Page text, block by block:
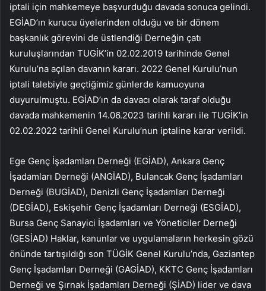
iptali için mahkemeye başvurduğu davada sonuca gelindi.
EGİAD’ın kurucu üyelerinden olduğu ve bir dönem
başkanlık görevini de üstlendiği Derneğin çatı
kuruluşlarından TUGİK’in 02.02.2019 tarihinde Genel
Kurulu’na açılan davanın kararı. 2022 Genel Kurulu’nun
iptali talebiyle geçtiğimiz günlerde kamuoyuna
duyurulmuştu. EGİAD’ın da davacı olarak taraf olduğu
davada mahkemenin 14.06.2023 tarihli kararı ile TUGİK’in
02.02.2022 tarihli Genel Kurulu’nun iptaline karar verildi.
Ege Genç İşadamları Derneği (EGİAD), Ankara Genç
İşadamları Derneği (ANGİAD), Bulancak Genç İşadamları
Derneği (BUGİAD), Denizli Genç İşadamları Derneği
(DEGİAD), Eskişehir Genç İşadamları Derneği (ESGİAD),
Bursa Genç Sanayici İşadamları ve Yöneticiler Derneği
(GESİAD) Haklar, kanunlar ve uygulamaların herkesin gözü
önünde tartışıldığı son TÜGİK Genel Kurulu’nda, Gaziantep
Genç İşadamları Derneği (GAGİAD), KKTC Genç İşadamları
Derneği ve Şırnak İşadamları Derneği (ŞİAD) lider ve dava